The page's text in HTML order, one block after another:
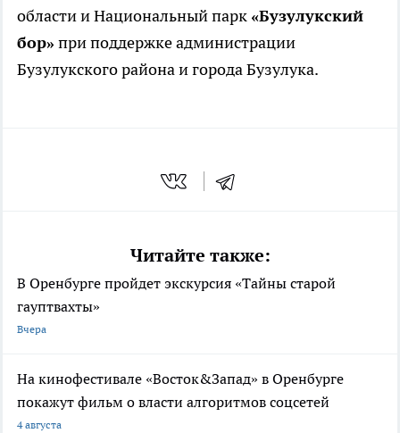
области и Национальный парк «Бузулукский
бор» при поддержке администрации
Бузулукского района и города Бузулука.
Читайте также:
В Оренбурге пройдет экскурсия «Тайны старой
гауптвахты»
Вчера
На кинофестивале «Восток&Запад» в Оренбурге
покажут фильм о власти алгоритмов соцсетей
4 августа